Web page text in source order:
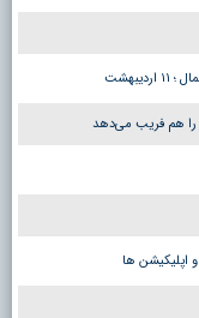
را هم فریب می‌دهد
و اپلیکیشن ها